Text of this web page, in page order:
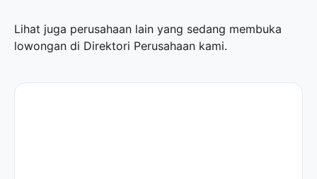
Lihat juga perusahaan lain yang sedang membuka
lowongan di Direktori Perusahaan kami.